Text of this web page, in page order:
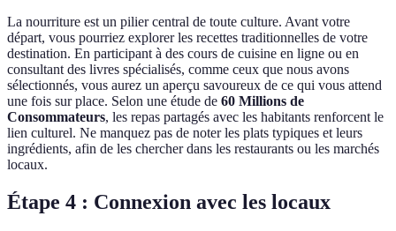
La nourriture est un pilier central de toute culture. Avant votre
départ, vous pourriez explorer les recettes traditionnelles de votre
destination. En participant à des cours de cuisine en ligne ou en
consultant des livres spécialisés, comme ceux que nous avons
sélectionnés, vous aurez un aperçu savoureux de ce qui vous attend
une fois sur place. Selon une étude de 60 Millions de
Consommateurs, les repas partagés avec les habitants renforcent le
lien culturel. Ne manquez pas de noter les plats typiques et leurs
ingrédients, afin de les chercher dans les restaurants ou les marchés
locaux.
Étape 4 : Connexion avec les locaux